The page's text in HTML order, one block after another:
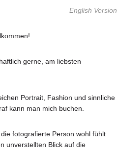
English Version
gerne, am liebsten
Portrait, Fashion und sinnliche
kann man mich buchen.
fotografierte Person wohl fühlt
unverstellten Blick auf die